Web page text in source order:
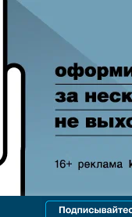
ad